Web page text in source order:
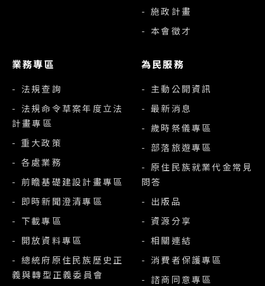
- 施政計畫
- 本會徵才
業務專區
- 法規查詢
- 法規命令草案年度立法
計畫專區
- 重大政策
- 各處業務
- 前瞻基礎建設計畫專區
- 即時新聞澄清專區
- 下載專區
- 開放資料專區
- 總統府原住民族歷史正
義與轉型正義委員會
為民服務
- 主動公開資訊
- 最新消息
- 歲時祭儀專區
- 部落旅遊專區
- 原住民族就業代金常見
問答
- 出版品
- 資源分享
- 相關連結
- 消費者保護專區
- 諮商同意專區